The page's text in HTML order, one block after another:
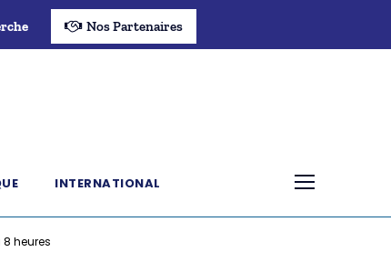
Nos Partenaires
INTERNATIONAL
8 heures